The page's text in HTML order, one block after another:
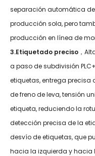
separación automática de
producción sola, pero
producción en línea de
3.Etiquetado preciso ，
a paso de subdivisión
etiquetas, entrega
de freno de leva, tensión
etiqueta, reduciendo la
detección precisa de la
desvío de etiquetas, que
hacia la izquierda y hacia